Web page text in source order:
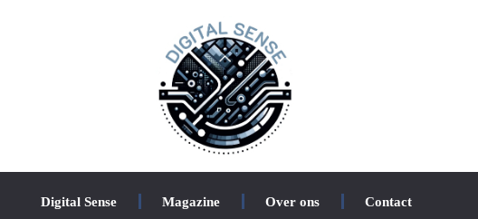
Digital Sense Magazine Over ons Contact